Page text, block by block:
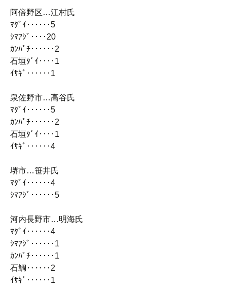
阿倍野区…江村氏
ﾏﾀﾞｲ‥‥‥5
ｼﾏｱｼﾞ‥‥20
ｶﾝﾊﾟﾁ‥‥‥2
石垣ﾀﾞｲ‥‥1
ｲｻｷﾞ‥‥‥1
泉佐野市…高谷氏
ﾏﾀﾞｲ‥‥‥5
ｶﾝﾊﾟﾁ‥‥‥2
石垣ﾀﾞｲ‥‥1
ｲｻｷﾞ‥‥‥4
堺市…笹井氏
ﾏﾀﾞｲ‥‥‥4
ｼﾏｱｼﾞ‥‥‥5
河内長野市…明海氏
ﾏﾀﾞｲ‥‥‥4
ｼﾏｱｼﾞ‥‥‥1
ｶﾝﾊﾟﾁ‥‥‥1
石鯛‥‥‥2
ｲｻｷﾞ‥‥‥1